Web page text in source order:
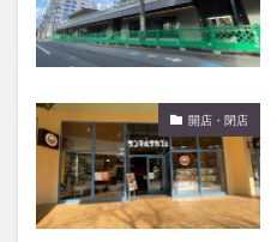
開店・閉店